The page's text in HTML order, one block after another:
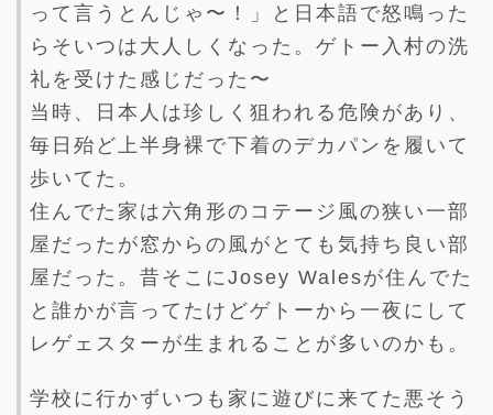
って言うとんじゃ〜！」と日本語で怒鳴った
らそいつは大人しくなった。ゲトー入村の洗
礼を受けた感じだった〜
当時、日本人は珍しく狙われる危険があり、
毎日殆ど上半身裸で下着のデカパンを履いて
歩いてた。
住んでた家は六角形のコテージ風の狭い一部
屋だったが窓からの風がとても気持ち良い部
屋だった。昔そこにJosey Walesが住んでた
と誰かが言ってたけどゲトーから一夜にして
レゲェスターが生まれることが多いのかも。
学校に行かずいつも家に遊びに来てた悪そう